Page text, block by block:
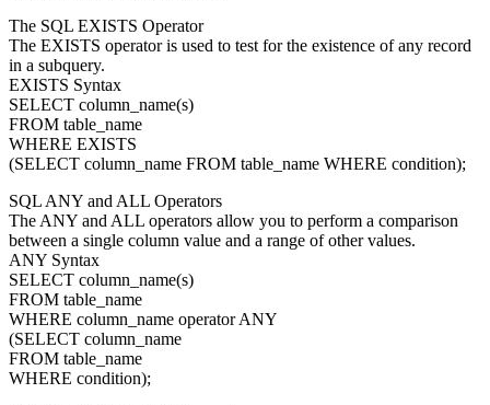
The SQL EXISTS Operator
The EXISTS operator is used to test for the existence of any record
in a subquery.
EXISTS Syntax
SELECT column_name(s)
FROM table_name
WHERE EXISTS
(SELECT column_name FROM table_name WHERE condition);
SQL ANY and ALL Operators
The ANY and ALL operators allow you to perform a comparison
between a single column value and a range of other values.
ANY Syntax
SELECT column_name(s)
FROM table_name
WHERE column_name operator ANY
(SELECT column_name
FROM table_name
WHERE condition);